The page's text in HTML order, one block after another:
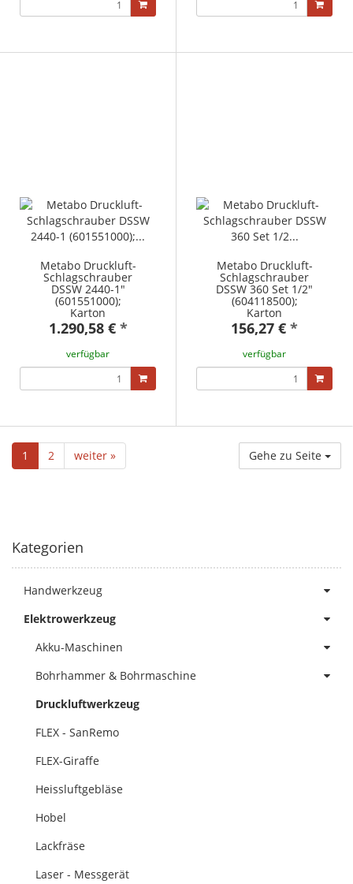
Metabo Druckluft-
Schlagschrauber
DSSW 2440-1"
(601551000);
Karton
1.290,58 € *
verfügbar
Metabo Druckluft-
Schlagschrauber
DSSW 360 Set 1/2"
(604118500);
Karton
156,27 € *
verfügbar
1 2 weiter » Gehe zu Seite
Kategorien
Handwerkzeug
Elektrowerkzeug
Akku-Maschinen
Bohrhammer & Bohrmaschine
Druckluftwerkzeug
FLEX - SanRemo
FLEX-Giraffe
Heissluftgebläse
Hobel
Lackfräse
Laser - Messgerät